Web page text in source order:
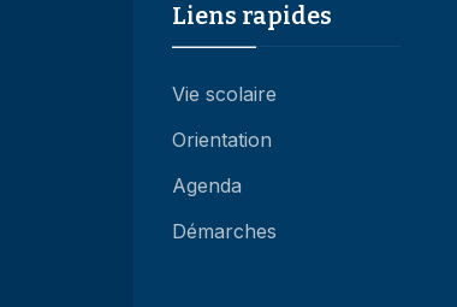
Liens rapides
Vie scolaire
Orientation
Agenda
Démarches